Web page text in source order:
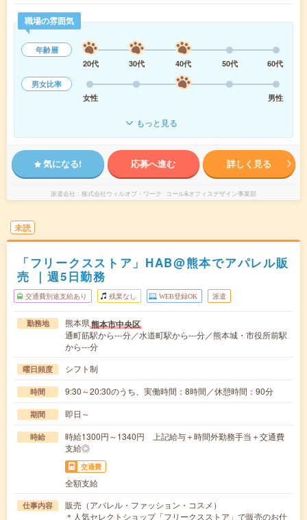
職場の雰囲気
年齢層
20代
30代 40代 50代
60代
男女比率
女性
男性
もっと見る
気になる! 応募へ進む 詳しく見る
派遣会社 株式会社ウィルオブ・ワーク コール&オフィスデザイン事業部
未読
「フリークスストア」HAB@熊本でアパレル販
売 ｜週5日勤務
交通費別途支給あり 残業なし WEB登録OK 派遣
勤務地 熊本県熊本市中央区
通町筋駅から---分／水道町駅から---分／熊本城・市役所前駅
から---分
曜日頻度 シフト制
時間 9:30～20:30のうち、実働時間：8時間／休憩時間：90分
期間 即日～
時給
時給1300円～1340円 上記給与＋時間外勤務手当＋交通費
支給◎
交通費
全額支給
仕事内容
販売（アパレル・ファッション・コスメ）
＊人気セレクトショップ「フリークスストア」で販売のお仕